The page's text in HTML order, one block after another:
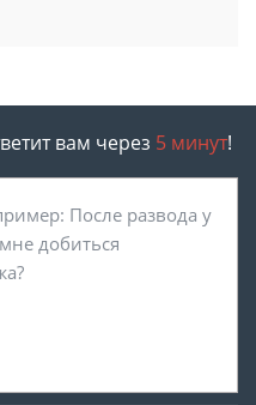
вам через 5 минут!